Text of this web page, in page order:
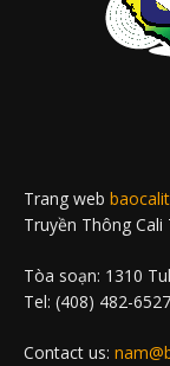
Trang web
Truyền Thông Cali
Tòa soạn: 1310
Tel: (408) 482-
Contact us: